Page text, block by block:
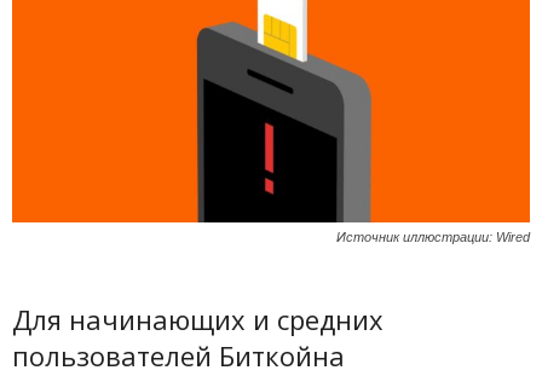
Источник иллюстрации: Wired
Для начинающих и средних
пользователей Биткойна